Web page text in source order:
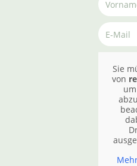
Sie
von